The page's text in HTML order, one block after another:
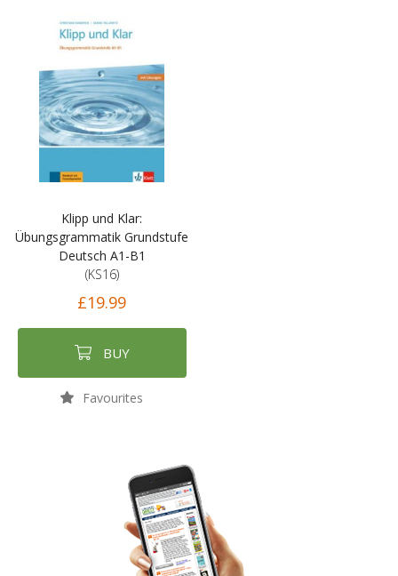
Klipp und Klar:
Übungsgrammatik Grundstufe
Deutsch A1-B1
(KS16)
£19.99
BUY
Favourites